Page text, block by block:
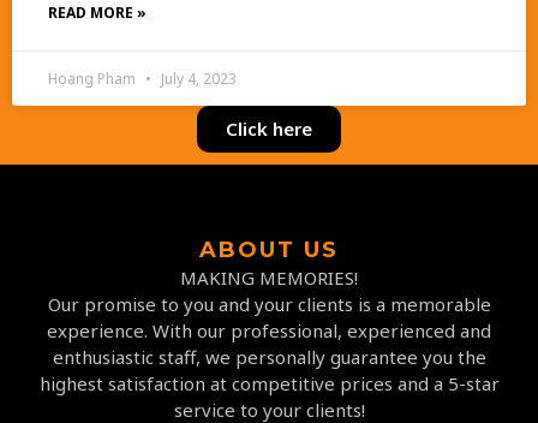
READ MORE »
Hoang Pham July 4, 2023
Click here
ABOUT US
MAKING MEMORIES!
Our promise to you and your clients is a memorable
experience. With our professional, experienced and
enthusiastic staff, we personally guarantee you the
highest satisfaction at competitive prices and a 5-star
service to your clients!